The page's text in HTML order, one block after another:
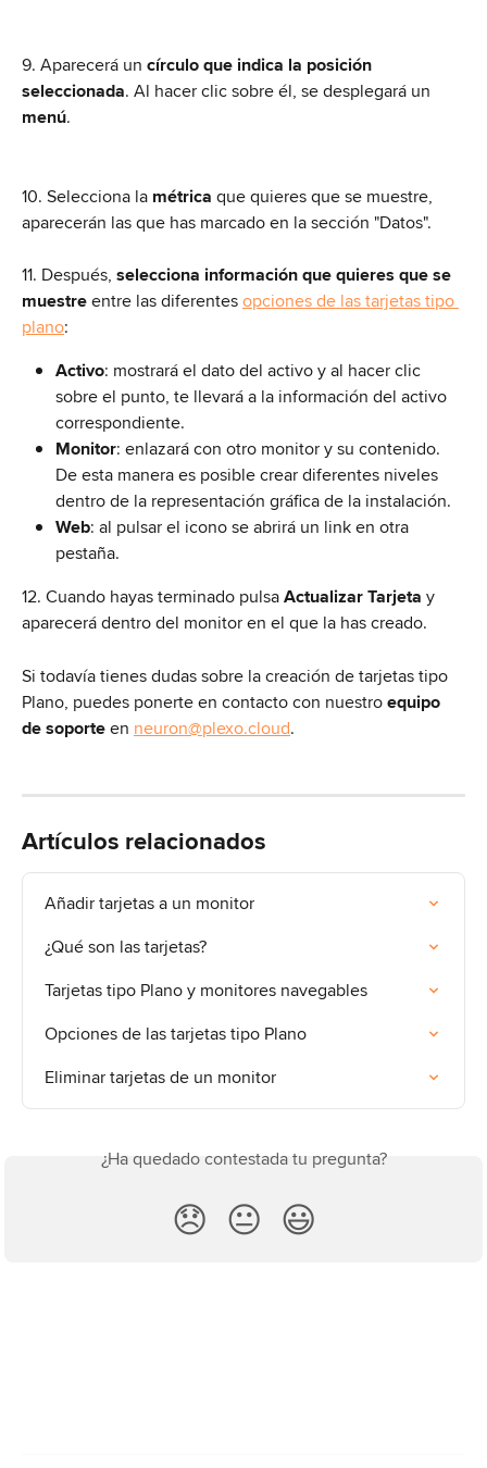
9. Aparecerá un círculo que indica la posición
seleccionada. Al hacer clic sobre él, se desplegará un
menú.
10. Selecciona la métrica que quieres que se muestre,
aparecerán las que has marcado en la sección "Datos".
11. Después, selecciona información que quieres que se
muestre entre las diferentes opciones de las tarjetas tipo
plano:
Activo: mostrará el dato del activo y al hacer clic
sobre el punto, te llevará a la información del activo
correspondiente.
Monitor: enlazará con otro monitor y su contenido.
De esta manera es posible crear diferentes niveles
dentro de la representación gráfica de la instalación.
Web: al pulsar el icono se abrirá un link en otra
pestaña.
12. Cuando hayas terminado pulsa Actualizar Tarjeta y
aparecerá dentro del monitor en el que la has creado.
Si todavía tienes dudas sobre la creación de tarjetas tipo
Plano, puedes ponerte en contacto con nuestro equipo
de soporte en neuron@plexo.cloud.
Artículos relacionados
Añadir tarjetas a un monitor
¿Qué son las tarjetas?
Tarjetas tipo Plano y monitores navegables
Opciones de las tarjetas tipo Plano
Eliminar tarjetas de un monitor
¿Ha quedado contestada tu pregunta?
😞 😐 😃